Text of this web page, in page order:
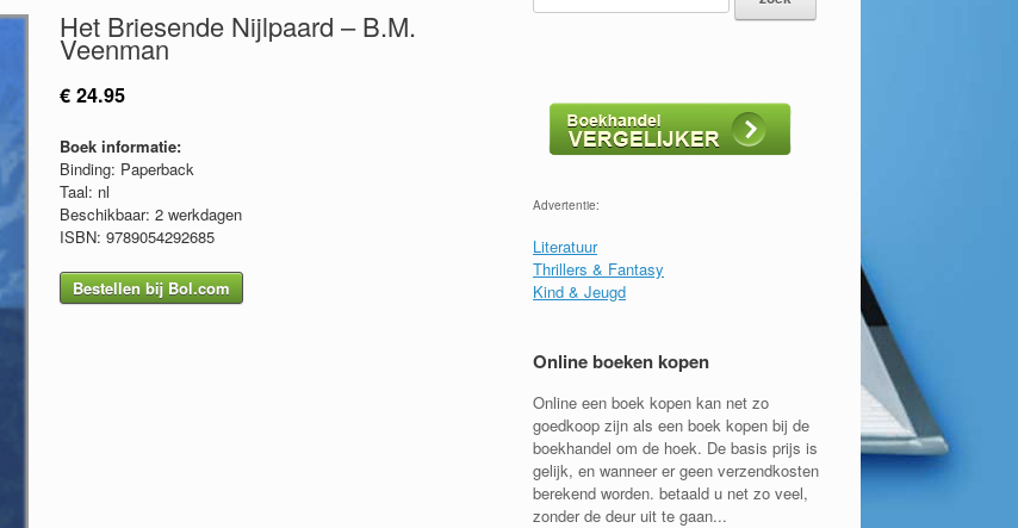
Het Briesende Nijlpaard – B.M.
Veenman
€ 24.95
Boek informatie:
Binding: Paperback
Taal: nl
Beschikbaar: 2 werkdagen
ISBN: 9789054292685
Bestellen bij Bol.com
Advertentie:
Literatuur
Thrillers & Fantasy
Kind & Jeugd
Online boeken kopen
Online een boek kopen kan net zo
goedkoop zijn als een boek kopen bij de
boekhandel om de hoek. De basis prijs is
gelijk, en wanneer er geen verzendkosten
berekend worden. betaald u net zo veel,
zonder de deur uit te gaan...